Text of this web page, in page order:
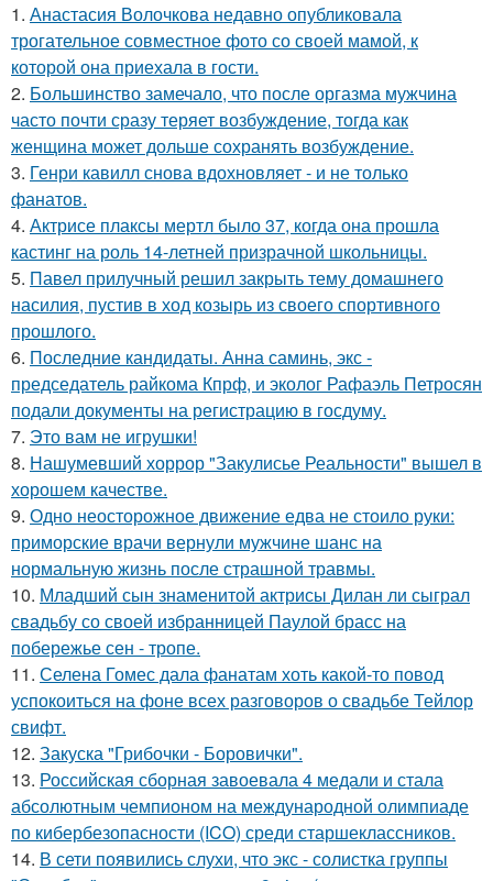
1. Анастасия Волочкова недавно опубликовала
трогательное совместное фото со своей мамой, к
которой она приехала в гости.
2. Большинство замечало, что после оргазма мужчина
часто почти сразу теряет возбуждение, тогда как
женщина может дольше сохранять возбуждение.
3. Генри кавилл снова вдохновляет - и не только
фанатов.
4. Актрисе плаксы мертл было 37, когда она прошла
кастинг на роль 14-летней призрачной школьницы.
5. Павел прилучный решил закрыть тему домашнего
насилия, пустив в ход козырь из своего спортивного
прошлого.
6. Последние кандидаты. Анна саминь, экс -
председатель райкома Кпрф, и эколог Рафаэль Петросян
подали документы на регистрацию в госдуму.
7. Это вам не игрушки!
8. Нашумевший хоррор "Закулисье Реальности" вышел в
хорошем качестве.
9. Одно неосторожное движение едва не стоило руки:
приморские врачи вернули мужчине шанс на
нормальную жизнь после страшной травмы.
10. Младший сын знаменитой актрисы Дилан ли сыграл
свадьбу со своей избранницей Паулой брасс на
побережье сен - тропе.
11. Селена Гомес дала фанатам хоть какой-то повод
успокоиться на фоне всех разговоров о свадьбе Тейлор
свифт.
12. Закуска "Грибочки - Боровички".
13. Российская сборная завоевала 4 медали и стала
абсолютным чемпионом на международной олимпиаде
по кибербезопасности (ICO) среди старшеклассников.
14. В сети появились слухи, что экс - солистка группы